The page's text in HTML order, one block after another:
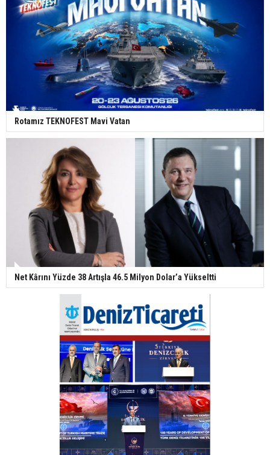
Rotamız TEKNOFEST Mavi Vatan
Net Kârını Yüzde 38 Artışla 46.5 Milyon Dolar’a Yükseltti